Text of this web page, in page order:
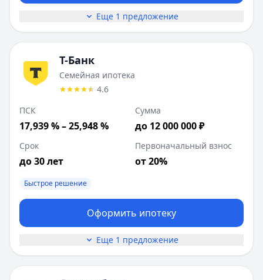
Еще 1 предложение
Т-Банк
Семейная ипотека
4.6
ПСК
17,939 % – 25,948 %
Сумма
до 12 000 000 ₽
Срок
до 30 лет
Первоначальный взнос
от 20%
Быстрое решение
Оформить ипотеку
Еще 1 предложение